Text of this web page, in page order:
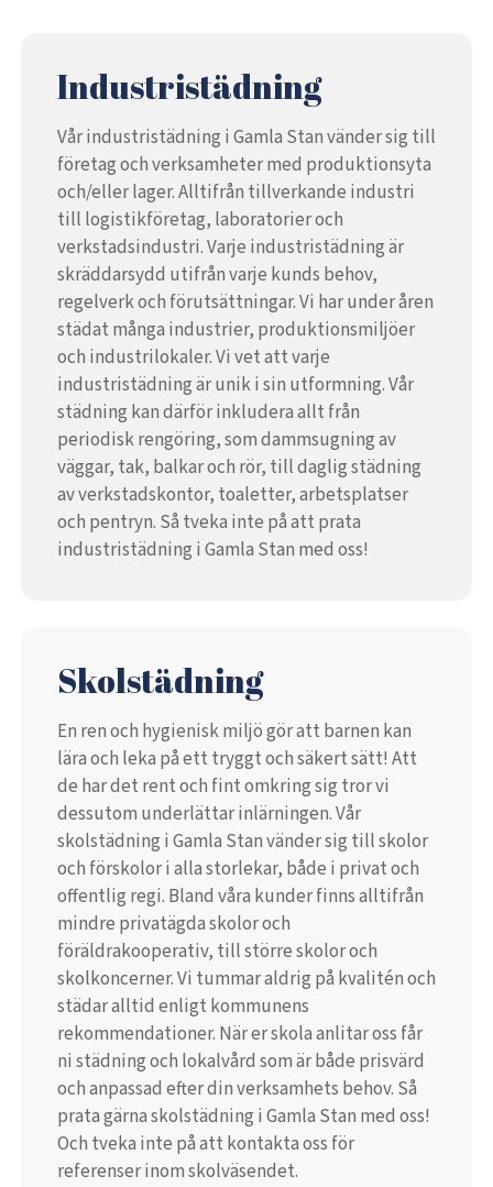
Industristädning
Vår industristädning i Gamla Stan vänder sig till
företag och verksamheter med produktionsyta
och/eller lager. Alltifrån tillverkande industri
till logistikföretag, laboratorier och
verkstadsindustri. Varje industristädning är
skräddarsydd utifrån varje kunds behov,
regelverk och förutsättningar. Vi har under åren
städat många industrier, produktionsmiljöer
och industrilokaler. Vi vet att varje
industristädning är unik i sin utformning. Vår
städning kan därför inkludera allt från
periodisk rengöring, som dammsugning av
väggar, tak, balkar och rör, till daglig städning
av verkstadskontor, toaletter, arbetsplatser
och pentryn. Så tveka inte på att prata
industristädning i Gamla Stan med oss!
Skolstädning
En ren och hygienisk miljö gör att barnen kan
lära och leka på ett tryggt och säkert sätt! Att
de har det rent och fint omkring sig tror vi
dessutom underlättar inlärningen. Vår
skolstädning i Gamla Stan vänder sig till skolor
och förskolor i alla storlekar, både i privat och
offentlig regi. Bland våra kunder finns alltifrån
mindre privatägda skolor och
föräldrakooperativ, till större skolor och
skolkoncerner. Vi tummar aldrig på kvalitén och
städar alltid enligt kommunens
rekommendationer. När er skola anlitar oss får
ni städning och lokalvård som är både prisvärd
och anpassad efter din verksamhets behov. Så
prata gärna skolstädning i Gamla Stan med oss!
Och tveka inte på att kontakta oss för
referenser inom skolväsendet.